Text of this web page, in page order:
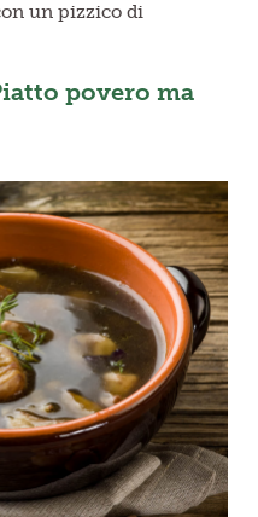
un pizzico di
povero ma